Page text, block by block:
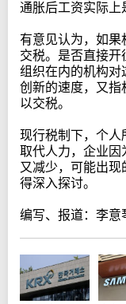
通胀后工资实际上
有意见认为，如果
交税。是否直接
组织在内的机构对
创新的速度，又指
以交税。
现行税制下，个人
取代人力，企业因
又减少，可能出现
得深入探讨。
编写、报道：李意